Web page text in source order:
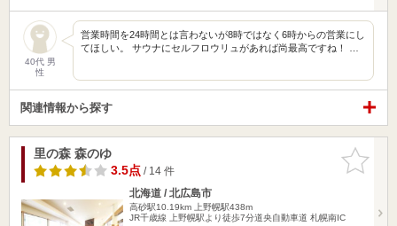
40代 男
性
営業時間を24時間とは言わないが8時ではなく6時からの営業にし
てほしい。 サウナにセルフロウリュがあれば尚最高ですね！ …
関連情報から探す
お気に入
りに追加
里の森 森のゆ
3.5点/ 14 件
北海道 / 北広島市
高砂駅10.19km
上野幌駅438m
JR千歳線 上野幌駅より徒歩7分道央自動車道 札幌南IC